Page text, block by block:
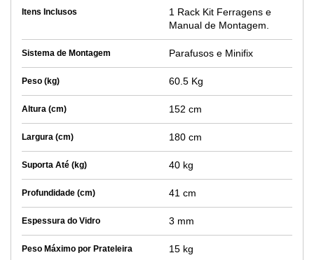
Itens Inclusos
1 Rack Kit Ferragens e
Manual de Montagem.
Sistema de Montagem Parafusos e Minifix
Peso (kg) 60.5 Kg
Altura (cm) 152 cm
Largura (cm) 180 cm
Suporta Até (kg) 40 kg
Profundidade (cm) 41 cm
Espessura do Vidro 3 mm
Peso Máximo por Prateleira 15 kg